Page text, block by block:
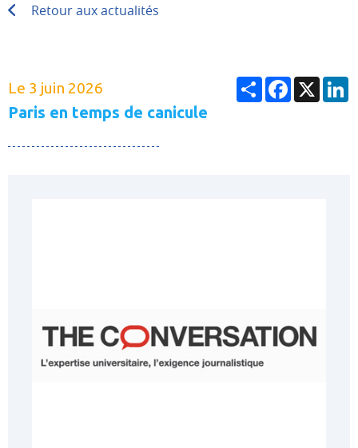
Retour aux actualités
Le 3 juin 2026 PartagerFacebook
X
Paris en temps de canicule